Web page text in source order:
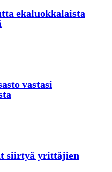
ekaluokkalaista
vastasi
siirtyä yrittäjien